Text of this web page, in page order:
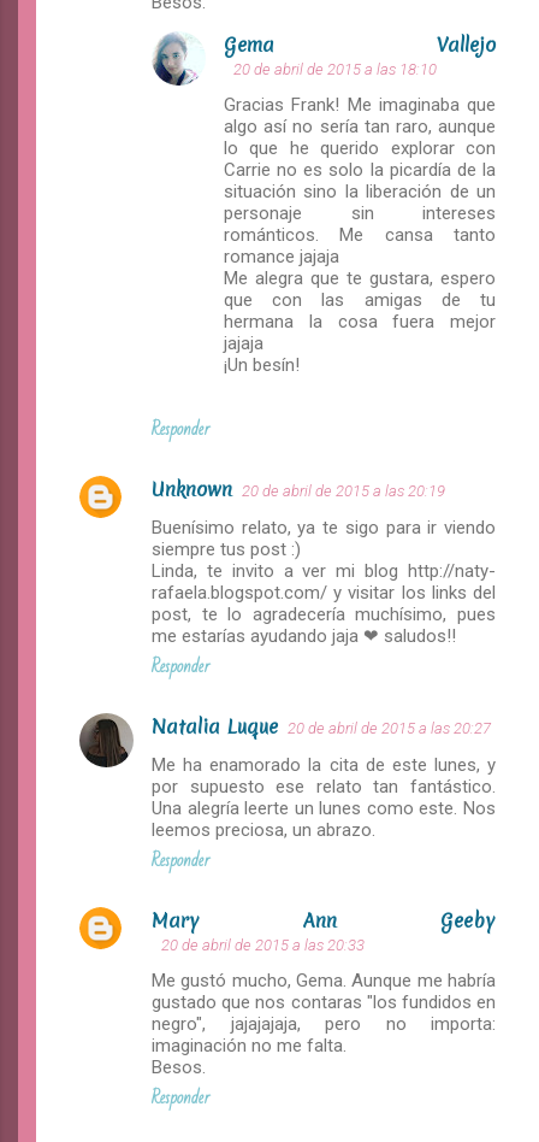
Responder
Gema Vallejo
20 de abril de 2015 a las 18:10
Gracias Frank! Me imaginaba que
algo así no sería tan raro, aunque
lo que he querido explorar con
Carrie no es solo la picardía de la
situación sino la liberación de un
personaje sin intereses
románticos. Me cansa tanto
romance jajaja
Me alegra que te gustara, espero
que con las amigas de tu
hermana la cosa fuera mejor
jajaja
¡Un besín!
Unknown 20 de abril de 2015 a las 20:19
Buenísimo relato, ya te sigo para ir viendo
siempre tus post :)
Linda, te invito a ver mi blog http://naty-
rafaela.blogspot.com/ y visitar los links del
post, te lo agradecería muchísimo, pues
me estarías ayudando jaja ❤ saludos!!
Responder
Natalia Luque 20 de abril de 2015 a las 20:27
Me ha enamorado la cita de este lunes, y
por supuesto ese relato tan fantástico.
Una alegría leerte un lunes como este. Nos
leemos preciosa, un abrazo.
Responder
Mary Ann Geeby
20 de abril de 2015 a las 20:33
Me gustó mucho, Gema. Aunque me habría
gustado que nos contaras "los fundidos en
negro", jajajajaja, pero no importa:
imaginación no me falta.
Besos.
Responder